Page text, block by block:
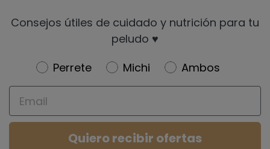
Consejos útiles de cuidado y nutrición para tu
peludo ♥️
Newsletter
Perrete Michi
Ambos
Email
Quiero recibir ofertas